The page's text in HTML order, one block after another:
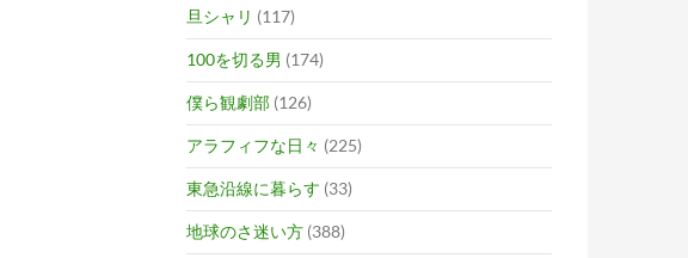
旦シャリ (117)
100を切る男 (174)
僕ら観劇部 (126)
アラフィフな日々 (225)
東急沿線に暮らす (33)
地球のさ迷い方 (388)